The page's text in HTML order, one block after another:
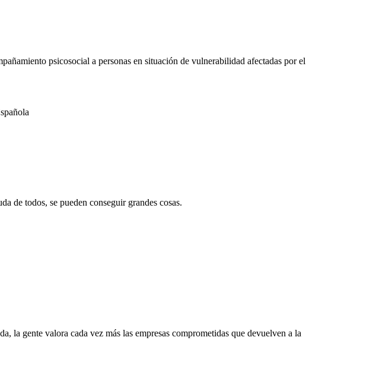
psicosocial a personas en situación de vulnerabilidad afectadas por el
de todos, se pueden conseguir grandes cosas.
la gente valora cada vez más las empresas comprometidas que devuelven a la